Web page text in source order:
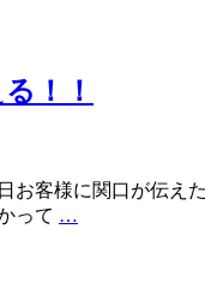
！！
お客様に関口が伝え
って …